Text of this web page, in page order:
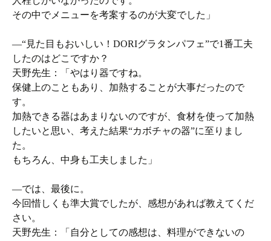
その中でメニューを考案するのが大変でした」
―“見た目もおいしい！DORIグラタンパフェ”で1番工夫
したのはどこですか？
天野先生：「やはり器ですね。
保健上のこともあり、加熱することが大事だったので
す。
加熱できる器はあまりないのですが、食材を使って加熱
したいと思い、考えた結果“カボチャの器”に至りまし
た。
もちろん、中身も工夫しました」
―では、最後に。
今回惜しくも準大賞でしたが、感想があれば教えてくだ
さい。
天野先生：「自分としての感想は、料理ができないの